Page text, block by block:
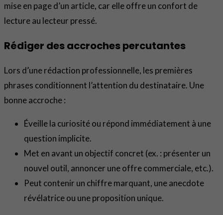
mise en page d’un article, car elle offre un confort de
lecture au lecteur pressé.
Rédiger des accroches percutantes
Lors d’une rédaction professionnelle, les premières
phrases conditionnent l’attention du destinataire. Une
bonne accroche :
Éveille la curiosité ou répond immédiatement à une
question implicite.
Met en avant un objectif concret (ex. : présenter un
nouvel outil, annoncer une offre commerciale, etc.).
Peut contenir un chiffre marquant, une anecdote
révélatrice ou une proposition unique.